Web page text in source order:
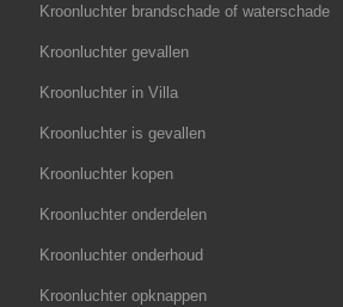
Kroonluchter brandschade of waterschade
Kroonluchter gevallen
Kroonluchter in Villa
Kroonluchter is gevallen
Kroonluchter kopen
Kroonluchter onderdelen
Kroonluchter onderhoud
Kroonluchter opknappen